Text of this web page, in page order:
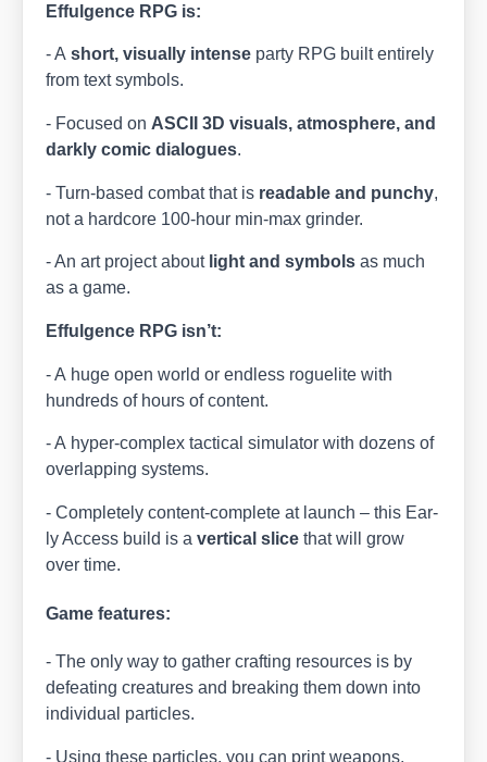
Efful­gence RPG is:
- Ashort, visual­ly inten­se par­ty RPG built enti­re­ly
from text sym­bols.
- Focu­sed on ASCII 3D visu­als, atmo­sphe­re, and
dark­ly comic dia­lo­gues.
- Turn-based com­bat that is rea­da­ble and pun­chy,
not a hard­core 100-hour min-max grin­der.
- An art pro­ject about light and sym­bols as much
as a game.
Efful­gence RPG isn’t:
- A huge open world or end­less rogue­li­te with
hundreds of hours of con­tent.
- A hyper-com­plex tac­ti­cal simu­la­tor with dozens of
over­lap­ping sys­tems.
- Com­ple­te­ly con­tent-com­ple­te at launch – this Ear­
ly Access build is aver­ti­cal sli­ce that will grow
over time.
Game features:
- The only way to gather craf­ting resour­ces is by
defea­ting crea­tures and brea­king them down into
indi­vi­du­al par­tic­les.
- Using the­se par­tic­les, you can print wea­pons,